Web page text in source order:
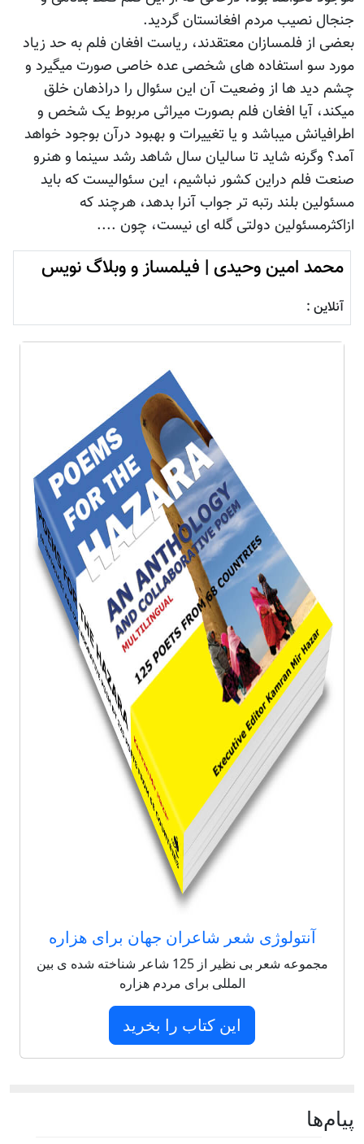
جنجال نصیب مردم افغانستان گردید.
بعضی از فلمسازان معتقدند، ریاست افغان فلم به حد زیاد
مورد سو استفاده های شخصی عده خاصی صورت میگیرد و
چشم دید ها از وضعیت آن این سئوال را دراذهان خلق
میکند، آیا افغان فلم بصورت میراثی مربوط یک شخص و
اطرافیانش میباشد و یا تغییرات و بهبود درآن بوجود خواهد
آمد؟ وگرنه شاید تا سالیان سال شاهد رشد سینما و هنرو
صنعت فلم دراین کشور نباشیم، این سئوالیست که باید
مسئولین بلند رتبه تر جواب آنرا بدهد، هرچند که
ازاکثرمسئولین دولتی گله ای نیست، چون ....
محمد امین وحیدی | فیلمساز و وبلاگ نویس
آنلاین :
آنتولوژی شعر شاعران جهان برای هزاره
مجموعه شعر بی نظیر از 125 شاعر شناخته شده ی بین
المللی برای مردم هزاره
این کتاب را بخرید
پيام‌ها